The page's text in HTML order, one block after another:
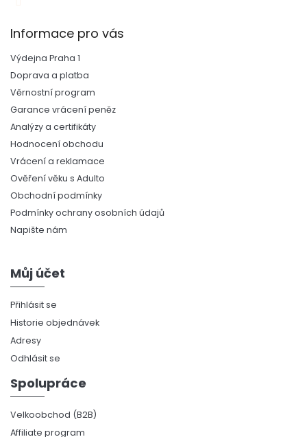
Informace pro vás
Výdejna Praha 1
Doprava a platba
Věrnostní program
Garance vrácení peněz
Analýzy a certifikáty
Hodnocení obchodu
Vrácení a reklamace
Ověření věku s Adulto
Obchodní podmínky
Podmínky ochrany osobních údajů
Napište nám
Můj účet
Přihlásit se
Historie objednávek
Adresy
Odhlásit se
Spolupráce
Velkoobchod (B2B)
Affiliate program